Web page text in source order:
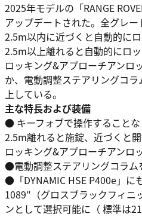
2025年モデルの「RANGE
アップデートされた。全グレ
2.5m以内に近づくと自動的に
2.5m以上離れると自動的にロ
ロッキング&アプローチアンロ
か、電動調整ステアリングコ
上している。
主な特長および装備
● キーフォブで操作すること
2.5m離れると施錠、近づくと
ロッキング&アプローチアンロ
●電動調整ステアリングコラム
●「DYNAMIC HSE P400e」に
1089″（グロスブラックフィニ
ンとして選択可能に（ 標準は